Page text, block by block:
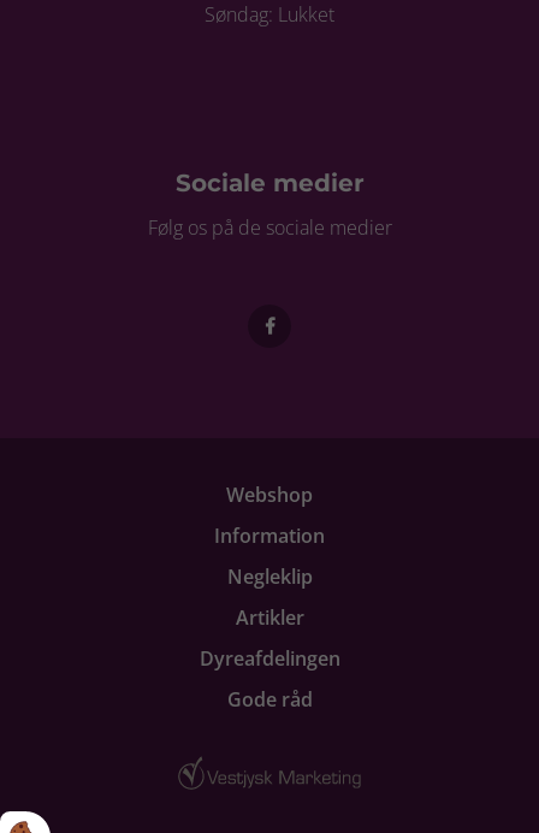
Søndag: Lukket
Sociale medier
Følg os på de sociale medier
Webshop
Information
Negleklip
Artikler
Dyreafdelingen
Gode råd